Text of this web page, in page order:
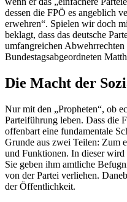
dessen die FPÖ es angeblich
erwehren“. Spielen wir doch
beklagt, dass das deutsche
umfangreichen Abwehrrechten
Bundestagsabgeordneten
Die Macht der
Nur mit den „Propheten“, ob
Parteiführung leben. Dass die
offenbart eine fundamentale
Grunde aus zwei Teilen: Zum
und Funktionen. In dieser
Sie geben ihm amtliche
von der Partei verliehen.
der Öffentlichkeit.